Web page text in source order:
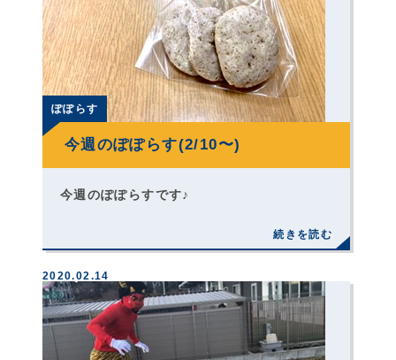
ぽぽらす
今週のぽぽらす(2/10〜)
今週のぽぽらすです♪
2020.02.14